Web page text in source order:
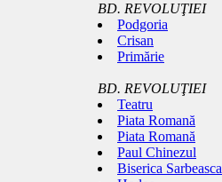
BD. REVOLUŢIEI
Podgoria
Crisan
Primărie
BD. REVOLUŢIEI
Teatru
Piata Romană
Piata Romană
Paul Chinezul
Biserica Sarbeasca